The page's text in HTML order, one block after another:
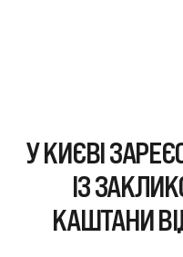
У КИЄВІ
ІЗ
КАШТАНИ